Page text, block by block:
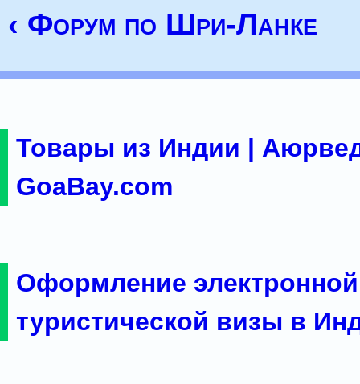
‹ Форум по Шри-Ланке
Товары из Индии |
GoaBay.com
Оформление электронной
туристической визы в